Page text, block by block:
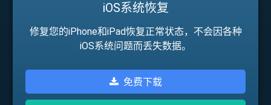
iOS系统恢复
修复您的iPhone和iPad恢复正常状态，不会因各种
iOS系统问题而丢失数据。
免费下载